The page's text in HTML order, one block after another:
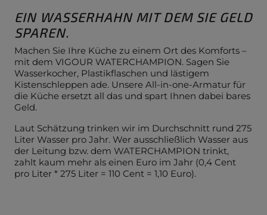
EIN WASSERHAHN MIT DEM SIE GELD
SPAREN.
Machen Sie Ihre Küche zu einem Ort des Komforts –
mit dem VIGOUR WATERCHAMPION. Sagen Sie
Wasserkocher, Plastikflaschen und lästigem
Kistenschleppen ade. Unsere All-in-one-Armatur für
die Küche ersetzt all das und spart Ihnen dabei bares
Geld.
Laut Schätzung trinken wir im Durchschnitt rund 275
Liter Wasser pro Jahr. Wer ausschließlich Wasser aus
der Leitung bzw. dem WATERCHAMPION trinkt,
zahlt kaum mehr als einen Euro im Jahr (0,4 Cent
pro Liter * 275 Liter = 110 Cent = 1,10 Euro).